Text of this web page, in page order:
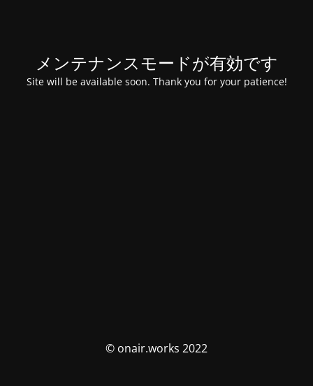
メンテナンスモードが有効です
Site will be available soon. Thank you for your patience!
© onair.works 2022